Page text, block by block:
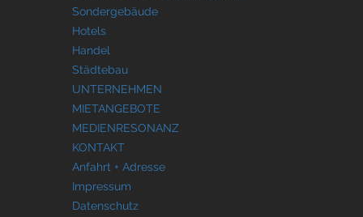
Sondergebäude
Hotels
Handel
Städtebau
UNTERNEHMEN
MIETANGEBOTE
MEDIENRESONANZ
KONTAKT
Anfahrt + Adresse
Impressum
Datenschutz